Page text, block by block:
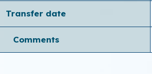
Transfer date
Comments